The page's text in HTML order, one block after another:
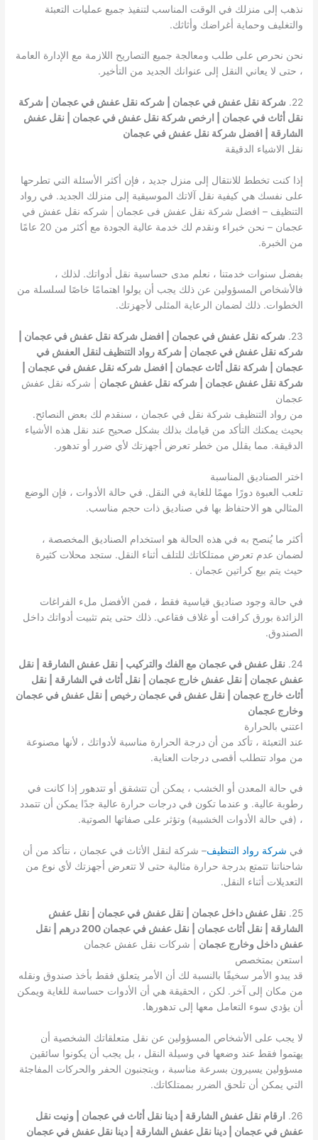
نذهب إلى منزلك في الوقت المناسب لتنفيذ جميع عمليات التعبئة
والتغليف وحماية أغراضك وأثاثك.
نحن نحرص على طلب ومعالجة جميع التصاريح اللازمة مع الإدارة العامة
، حتى لا يعاني النقل إلى عنوانك الجديد من التأخير.
22.
شركة نقل عفش في عجمان | شركه نقل عفش في عجمان | شركة
نقل أثاث في عجمان | ارخص شركة نقل عفش في عجمان | نقل عفش
الشارقة | افضل شركة نقل عفش في عجمان
نقل الاشياء الدقيقة
إذا كنت تخطط للانتقال إلى منزل جديد ، فإن أكثر الأسئلة التي تطرحها
على نفسك هي كيفية نقل آلاتك الموسيقية إلى منزلك الجديد. في رواد
التنظيف – افضل شركة نقل عفش فى عجمان | شركه نقل عفش في
عجمان – نحن خبراء ونقدم لك خدمة عالية الجودة مع أكثر من 20 عامًا
من الخبرة.
بفضل سنوات خدمتنا ، نعلم مدى حساسية نقل أدواتك. لذلك ،
فالأشخاص المسؤولين عن ذلك يجب أن يولوا اهتمامًا خاصًا لسلسلة من
الخطوات. ذلك لضمان الرعاية المثلى لأجهزتك.
23.
شركه نقل عفش في عجمان | افضل شركة نقل عفش في عجمان |
شركه نقل عفش في عجمان | شركة رواد التنظيف لنقل العفش في
عجمان | شركة نقل أثاث عجمان | افضل شركه نقل عفش في عجمان |
شركة نقل عفش عجمان | شركه نقل عفش عجمان | شركه نقل عفش
عجمان
من رواد التنظيف شركة نقل في عجمان ، سنقدم لك بعض النصائح.
بحيث يمكنك التأكد من قيامك بذلك بشكل صحيح عند نقل هذه الأشياء
الدقيقة. مما يقلل من خطر تعرض أجهزتك لأي ضرر أو تدهور.
اختر الصناديق المناسبة
تلعب العبوة دورًا مهمًا للغاية في النقل. في حالة الأدوات ، فإن الوضع
المثالي هو الاحتفاظ بها في صناديق ذات حجم مناسب.
أكثر ما يُنصح به في هذه الحالة هو استخدام الصناديق المخصصة ،
لضمان عدم تعرض ممتلكاتك للتلف أثناء النقل. ستجد محلات كثيرة
حيث يتم بيع كراتين عجمان .
في حالة وجود صناديق قياسية فقط ، فمن الأفضل ملء الفراغات
الزائدة بورق كرافت أو غلاف فقاعي. ذلك حتى يتم تثبيت أدواتك داخل
الصندوق.
24. نقل عفش في عجمان مع الفك والتركيب | نقل عفش الشارقة | نقل
عفش عجمان | نقل عفش خارج عجمان | نقل أثاث في الشارقة | نقل
أثاث خارج عجمان | نقل عفش في عجمان رخيص | نقل عفش في عجمان
وخارج عجمان
اعتني بالحرارة
عند التعبئة ، تأكد من أن درجة الحرارة مناسبة لأدواتك ، لأنها مصنوعة
من مواد تتطلب أقصى درجات العناية.
في حالة المعدن أو الخشب ، يمكن أن تتشقق أو تتدهور إذا كانت في
رطوبة عالية. و عندما تكون في درجات حرارة عالية جدًا يمكن أن تتمدد
، (في حالة الأدوات الخشبية) وتؤثر على صفاتها الصوتية.
في شركة رواد التنظيف– شركة لنقل الأثاث في عجمان ، نتأكد من أن
شاحناتنا تتمتع بدرجة حرارة مثالية حتى لا تتعرض أجهزتك لأي نوع من
التعديلات أثناء النقل.
25. نقل عفش داخل عجمان | نقل عفش في عجمان | نقل عفش
الشارقة | نقل أثاث عجمان | نقل عفش في عجمان 200 درهم | نقل
عفش داخل وخارج عجمان | شركات نقل عفش عجمان
استعن بمتخصص
قد يبدو الأمر سخيفًا بالنسبة لك أن الأمر يتعلق فقط بأخذ صندوق ونقله
من مكان إلى آخر. لكن ، الحقيقة هي أن الأدوات حساسة للغاية ويمكن
أن يؤدي سوء التعامل معها إلى تدهورها.
لا يجب على الأشخاص المسؤولين عن نقل متعلقاتك الشخصية أن
يهتموا فقط عند وضعها في وسيلة النقل ، بل يجب أن يكونوا سائقين
مسؤولين يسيرون بسرعة مناسبة ، ويتجنبون الحفر والحركات المفاجئة
التي يمكن أن تلحق الضرر بممتلكاتك.
26.
ارقام نقل عفش الشارقة | دينا نقل أثاث في عجمان | ونيت نقل
عفش في عجمان | دينا نقل عفش الشارقة | دينا نقل عفش في عجمان